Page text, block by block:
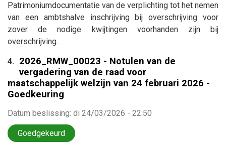
Patrimoniumdocumentatie van de verplichting tot het nemen
van een ambtshalve inschrijving bij overschrijving voor
zover de nodige kwijtingen voorhanden zijn bij
overschrijving.
4. 2026_RMW_00023 - Notulen van de
vergadering van de raad voor
maatschappelijk welzijn van 24 februari 2026 -
Goedkeuring
Datum beslissing: di 24/03/2026 - 22:50
Goedgekeurd